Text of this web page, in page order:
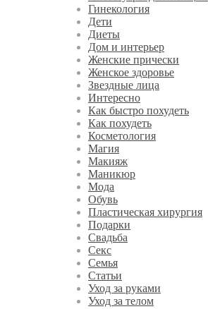
Гинекология
Дети
Диеты
Дом и интерьер
Женские прически
Женское здоровье
Звездные лица
Интересно
Как быстро похудеть
Как похудеть
Косметология
Магия
Макияж
Маникюр
Мода
Обувь
Пластическая хирургия
Подарки
Свадьба
Секс
Семья
Статьи
Уход за руками
Уход за телом